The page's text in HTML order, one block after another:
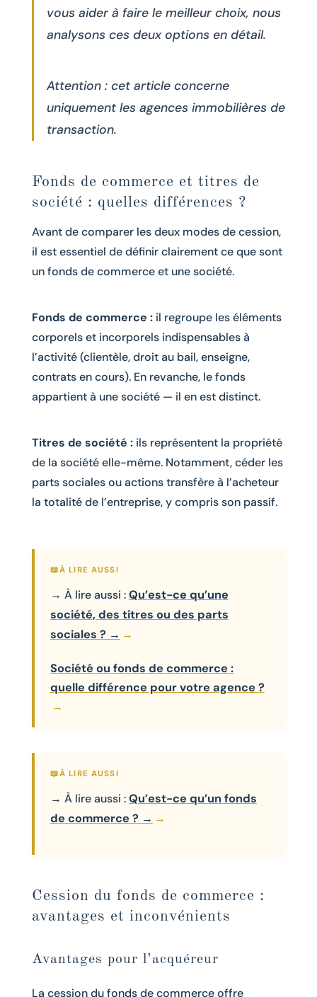
vous aider à faire le meilleur choix, nous
analysons ces deux options en détail.
Attention : cet article concerne
uniquement les agences immobilières de
transaction.
Fonds de commerce et titres de
société : quelles différences ?
Avant de comparer les deux modes de cession,
il est essentiel de définir clairement ce que sont
un fonds de commerce et une société.
Fonds de commerce :il regroupe les éléments
corporels et incorporels indispensables à
l’activité (clientèle, droit au bail, enseigne,
contrats en cours). En revanche, le fonds
appartient à une société — il en est distinct.
Titres de société :ils représentent la propriété
de la société elle-même. Notamment, céder les
parts sociales ou actions transfère à l’acheteur
la totalité de l’entreprise, y compris son passif.
→ À lire aussi :Qu’est-ce qu’une
société, des titres ou des parts
sociales ? →
Société ou fonds de commerce :
quelle différence pour votre agence ?
→ À lire aussi :Qu’est-ce qu’un fonds
de commerce ? →
Cession du fonds de commerce :
avantages et inconvénients
Avantages pour l’acquéreur
La cession du fonds de commerce offre